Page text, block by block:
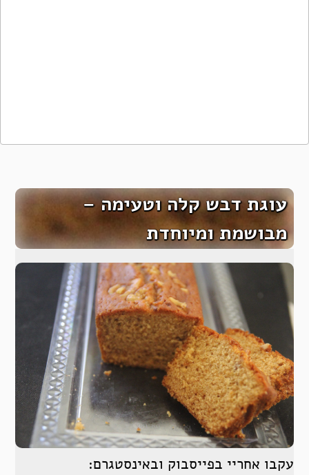
עוגת דבש קלה וטעימה –
מבושמת ומיוחדת
עקבו אחריי בפייסבוק ובאינסטגרם: